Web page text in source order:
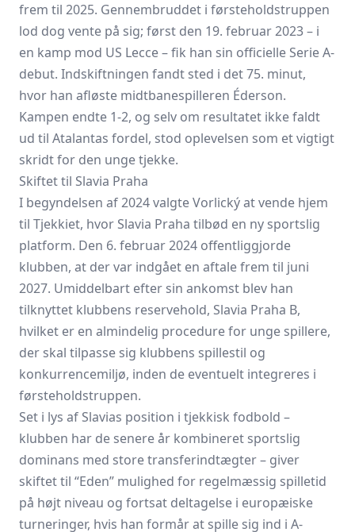
frem til 2025. Gennembruddet i førsteholdstruppen
lod dog vente på sig; først den 19. februar 2023 – i
en kamp mod US Lecce – fik han sin officielle Serie A-
debut. Indskiftningen fandt sted i det 75. minut,
hvor han afløste midtbanespilleren Éderson.
Kampen endte 1-2, og selv om resultatet ikke faldt
ud til Atalantas fordel, stod oplevelsen som et vigtigt
skridt for den unge tjekke.
Skiftet til Slavia Praha
I begyndelsen af 2024 valgte Vorlický at vende hjem
til Tjekkiet, hvor Slavia Praha tilbød en ny sportslig
platform. Den 6. februar 2024 offentliggjorde
klubben, at der var indgået en aftale frem til juni
2027. Umiddelbart efter sin ankomst blev han
tilknyttet klubbens reservehold, Slavia Praha B,
hvilket er en almindelig procedure for unge spillere,
der skal tilpasse sig klubbens spillestil og
konkurrencemiljø, inden de eventuelt integreres i
førsteholdstruppen.
Set i lys af Slavias position i tjekkisk fodbold –
klubben har de senere år kombineret sportslig
dominans med store transferindtægter – giver
skiftet til “Eden” mulighed for regelmæssig spilletid
på højt niveau og fortsat deltagelse i europæiske
turneringer, hvis han formår at spille sig ind i A-